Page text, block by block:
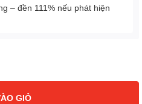
– đền 111% nếu phát hiện
GIỎ